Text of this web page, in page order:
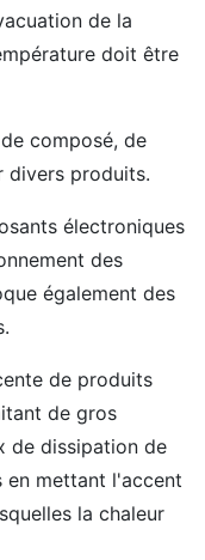
de la
doit être
composé, de
divers produits.
électroniques
des
également des
de produits
de gros
de dissipation de
en mettant l'accent
la chaleur